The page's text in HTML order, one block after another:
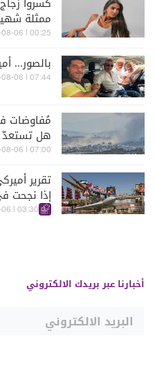
ممثلة
البيضاء
00:25 | 2026-08-06
بالصور...
07:44 | 2026-08-06
مُفاوضات
هل تستعدّ
07:00 | 2026-08-06
تقرير
إذا نجحت
الآسيويّة
03:30 | 2026-08-06
أخبارنا عبر بريدك الالكتروني